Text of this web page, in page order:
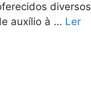
diversos
auxílio à … Ler